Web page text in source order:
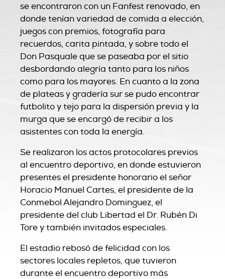
se encontraron con un Fanfest renovado, en
donde tenían variedad de comida a elección,
juegos con premios, fotografía para
recuerdos, carita pintada, y sobre todo el
Don Pasquale que se paseaba por el sitio
desbordando alegría tanto para los niños
como para los mayores. En cuanto a la zona
de plateas y gradería sur se pudo encontrar
futbolito y tejo para la dispersión previa y la
murga que se encargó de recibir a los
asistentes con toda la energía.
Se realizaron los actos protocolares previos
al encuentro deportivo, en donde estuvieron
presentes el presidente honorario el señor
Horacio Manuel Cartes, el presidente de la
Conmebol Alejandro Dominguez, el
presidente del club Libertad el Dr. Rubén Di
Tore y también invitados especiales.
El estadio rebosó de felicidad con los
sectores locales repletos, que tuvieron
durante el encuentro deportivo más